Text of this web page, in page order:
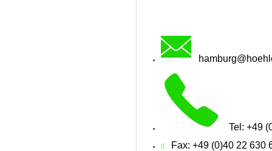
Tel: +49
Fax: +49 (0)40 22 63‍0